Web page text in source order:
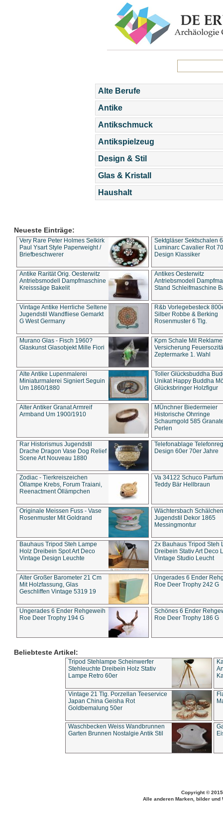
Alte Berufe
Antike
Antikschmuck
Antikspielzeug
Design & Stil
Glas & Kristall
Haushalt
Neueste Einträge:
Very Rare Peter Holmes Selkirk
Paul Ysart Style Paperweight /
Briefbeschwerer
Sektgläser Sektschalen
Luminarc Cavalier Rot
Design Klassiker
Antike Rarität Orig. Oesterwitz
Antriebsmodell Dampfmaschine
Kreisssäge Bakelit
Antikes Oesterwitz
Antriebsmodell
Stand Schleifmaschine
Vintage Antike Herrliche Seltene
Jugendstil Wandfliese Gemarkt
G West Germany
R&b Vorlegebesteck
Silber Robbe & Berking
Rosenmuster 6 Tlg.
Murano Glas - Fisch 1960?
Glaskunst Glasobjekt Mille Fiori
Kpm Schale Mit Reklame
Versicherung
Zeptermarke 1. Wahl
Alte Antike Lupenmalerei
Miniaturmalerei Signiert Seguin
Um 1860/1880
Toller Glücksbuddha
Unikat Happy Buddha
Glücksbringer Holzfigur
Alter Antiker Granat Armreif
Armband Um 1900/1910
MÜnchner Biedermeier
Historische Ohrringe
Schaumgold 585
Perlen
Rar Historismus Jugendstil
Drache Dragon Vase Dog Relief
Scene Art Nouveau 1880
Telefonablage
Design 60er 70er Jahre
Zodiac - Tierkreiszeichen
Öllampe Krebs, Forum Traiani,
Reenactment Öllämpchen
Va 34122 Schuco
Teddy Bär Hellbraun
Originale Meissen Fuss - Vase
Rosenmuster Mit Goldrand
Wächtersbach Schälchen
Jugendstil Dekor 1865
Messingmontur
Bauhaus Tripod Steh Lampe
Holz Dreibein Spot Art Deco
Vintage Design Leuchte
2x Bauhaus Tripod Steh
Dreibein Stativ Art Deco
Vintage Studio Leucht
Alter Großer Barometer 21 Cm
Mit Holzfassung, Glas
Geschliffen Vintage 5319 19
Ungerades 6 Ender
Roe Deer Trophy 242 G
Ungerades 6 Ender Rehgeweih
Roe Deer Trophy 194 G
Schönes 6 Ender
Roe Deer Trophy 186 G
Beliebteste Artikel:
Tripod Stehlampe Scheinwerfer
Stehleuchte Dreibein Holz Stativ
Lampe Retro 60er
Vintage 21 Tlg. Porzellan Teeservice
Japan China Geisha Rot
Goldbemalung 50er
Waschbecken Weiss Wandbrunnen
Garten Brunnen Nostalgie Antik Stil
Copyright ©
Alle anderen Marken, bilder und